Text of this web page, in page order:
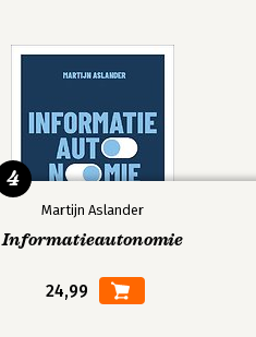
Martijn Aslander
Informatieautonomie
24,99
4